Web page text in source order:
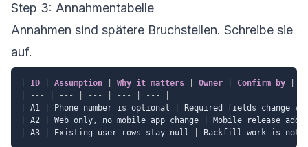
Step 3: Annahmentabelle
Annahmen sind spätere Bruchstellen. Schreibe sie
auf.
ID Assumption Why it matters Owner Confirm by
--- --- --- --- ---
A1 Phone number is optional
Required fields change
A2 Web only, no mobile app change
Mobile release
A3 Existing user rows stay null Backfill work is not